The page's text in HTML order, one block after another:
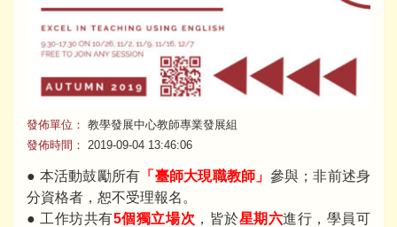
發佈單位： 教學發展中心教師專業發展組
發佈時間：
2019-09-04 13:46:06
● 本活動鼓勵所有 「臺師大現職教師」 參與；非前述身
分資格者，恕不受理報名。
● 工作坊共有5個獨立場次 ，皆於星期六進行，學員可